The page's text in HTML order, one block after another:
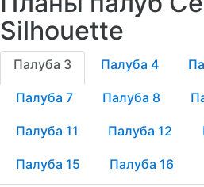
Планы палуб
Silhouette
Палуба 3 Палуба 4
Палуба 7 Палуба 8
Палуба 11 Палуба 12